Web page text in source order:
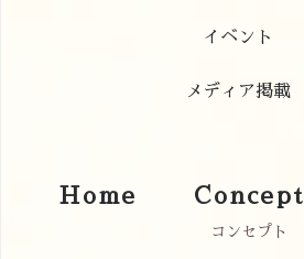
イベント
メディア掲載
Home Concept
コンセプト